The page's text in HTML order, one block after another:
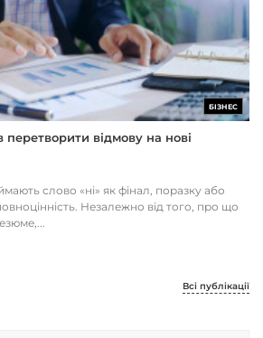
БІЗНЕС
перетворити відмову на нові
слово «ні» як фінал, поразку або
Незалежно від того, про що
Всі публікації